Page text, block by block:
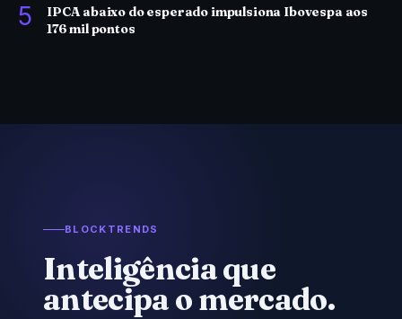
5
IPCA abaixo do esperado impulsiona Ibovespa aos
176 mil pontos
BLOCKTRENDS
Inteligência que
antecipa o mercado.